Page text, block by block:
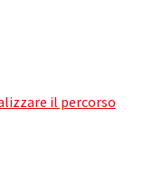
il percorso